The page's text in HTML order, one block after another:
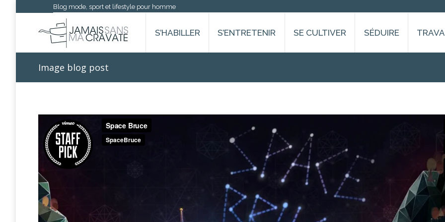
Blog mode, sport et lifestyle pour homme
S’HABILLER S’ENTRETENIR SE CULTIVER SÉDUIRE
Image blog post